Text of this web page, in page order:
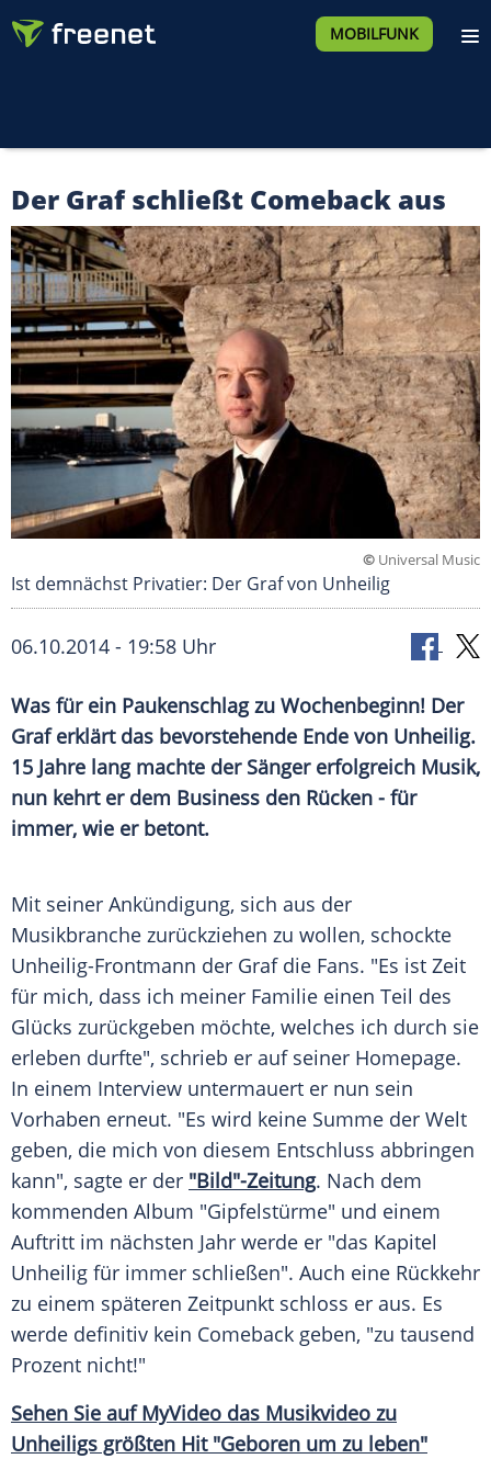
MOBILFUNK
Der Graf schließt Comeback aus
© Universal Music
Ist demnächst Privatier: Der Graf von Unheilig
06.10.2014 - 19:58 Uhr
Was für ein Paukenschlag zu Wochenbeginn! Der
Graf erklärt das bevorstehende Ende von Unheilig.
15 Jahre lang machte der Sänger erfolgreich Musik,
nun kehrt er dem Business den Rücken - für
immer, wie er betont.
Mit seiner Ankündigung, sich aus der
Musikbranche zurückziehen zu wollen, schockte
Unheilig-Frontmann der Graf die Fans. "Es ist Zeit
für mich, dass ich meiner Familie einen Teil des
Glücks zurückgeben möchte, welches ich durch sie
erleben durfte", schrieb er auf seiner Homepage.
In einem Interview untermauert er nun sein
Vorhaben erneut. "Es wird keine Summe der Welt
geben, die mich von diesem Entschluss abbringen
kann", sagte er der "Bild"-Zeitung. Nach dem
kommenden Album "Gipfelstürme" und einem
Auftritt im nächsten Jahr werde er "das Kapitel
Unheilig für immer schließen". Auch eine Rückkehr
zu einem späteren Zeitpunkt schloss er aus. Es
werde definitiv kein Comeback geben, "zu tausend
Prozent nicht!"
Sehen Sie aufMyVideo das Musikvideo zu
Unheiligs größten Hit "Geboren um zu leben"